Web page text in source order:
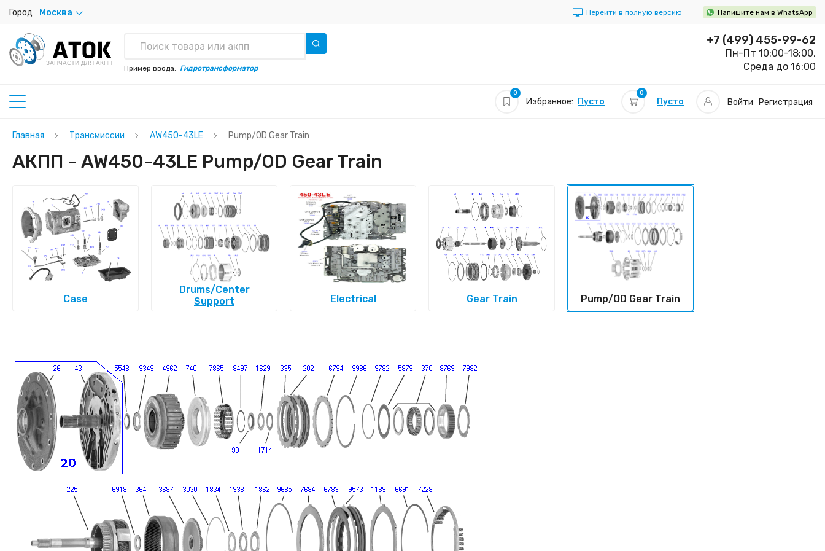
Город Москва Перейти в полную версию Напишите нам в WhatsApp
ЗАПЧАСТИ ДЛЯ АКПП
Пример ввода: Гидротрансформатор
+7 (499) 455-99-62
Пн-Пт 10:00-18:00,
Среда до 16:00
0
Избранное: Пусто
0
Пусто Войти Регистрация
Главная Трансмиссии AW450-43LE Pump/OD Gear Train
АКПП - AW450-43LE Pump/OD Gear Train
Case
Drums/Center
Support
Electrical Gear Train Pump/OD Gear Train